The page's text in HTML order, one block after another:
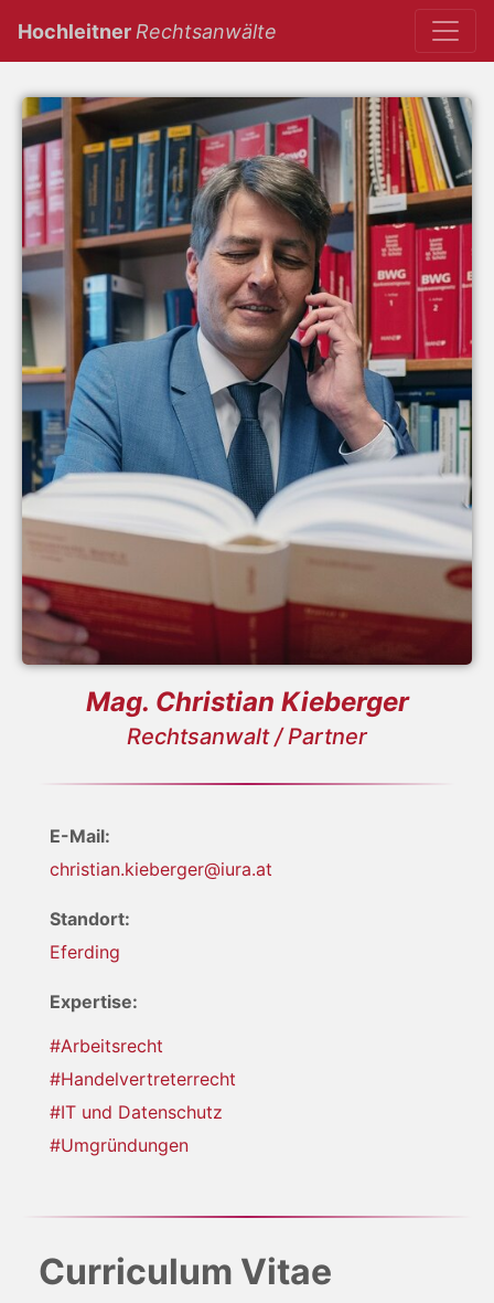
Hochleitner Rechtsanwälte
Mag. Christian Kieberger
Rechtsanwalt / Partner
E-Mail:
christian.kieberger@iura.at
Standort:
Eferding
Expertise:
#Arbeitsrecht
#Handelvertreterrecht
#IT und Datenschutz
#Umgründungen
Curriculum Vitae